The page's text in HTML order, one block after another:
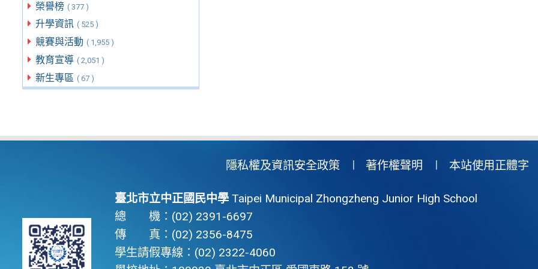
榮譽榜 ( 377 )
升學資訊 ( 525 )
競賽與活動 ( 1,955 )
教育宣導 ( 2,051 )
新生專區 ( 67 )
隱私權及資訊安全政策 著作權聲明 本站使用正體字
臺北市立中正國民中學Taipei Municipal Zhongzheng Junior High School
總 機：(02) 2391-6697
傳 真：(02) 2356-8475
學生請假專線：(02) 2322-4060